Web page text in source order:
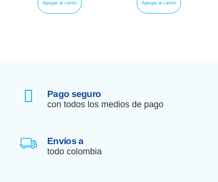
Agregar al carrito Agregar al carrito
Pago seguro
con todos los medios de pago
Envíos a
todo colombia